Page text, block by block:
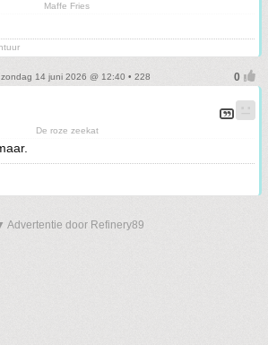
Maffe Fries
zondag 14 juni 2026 @ 12:40 • 228
De roze zeekat
Advertentie door Refinery89